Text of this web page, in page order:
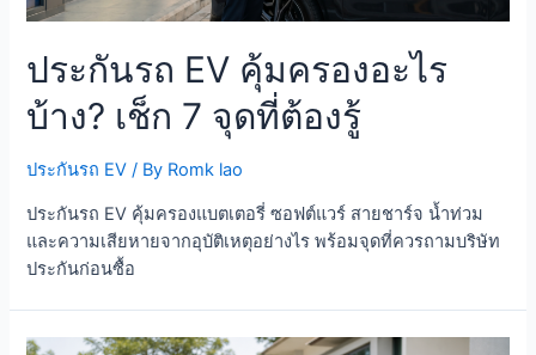
ประกันรถ EV คุ้มครองอะไร
บ้าง? เช็ก 7 จุดที่ต้องรู้
ประกันรถ EV / By Romk lao
ประกันรถ EV คุ้มครองแบตเตอรี่ ซอฟต์แวร์ สายชาร์จ น้ำท่วม
และความเสียหายจากอุบัติเหตุอย่างไร พร้อมจุดที่ควรถามบริษัท
ประกันก่อนซื้อ